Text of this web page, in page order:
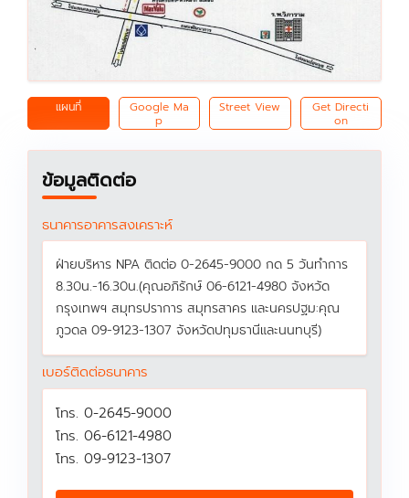
แผนที่
Google Ma
p
Street View
Get Directi
on
ข้อมูลติดต่อ
ธนาคารอาคารสงเคราะห์
ฝ่ายบริหาร NPA ติดต่อ 0-2645-9000 กด 5 วันทำการ
8.30น.-16.30น.(คุณอภิรักษ์ 06-6121-4980 จังหวัด
กรุงเทพฯ สมุทรปราการ สมุทรสาคร และนครปฐม:คุณ
ภูวดล 09-9123-1307 จังหวัดปทุมธานีและนนทบุรี)
เบอร์ติดต่อธนาคาร
โทร. 0-2645-9000
โทร. 06-6121-4980
โทร. 09-9123-1307